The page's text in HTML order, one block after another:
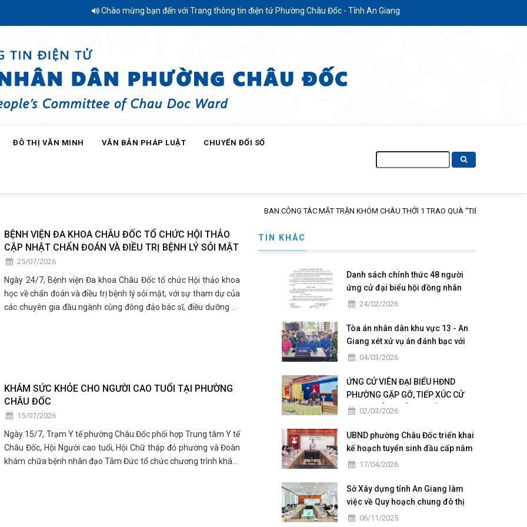
Chào mừng bạn đến với Trang thông tin điện tử Phường Châu Đốc - Tỉnh An Giang
ĐÔ THỊ VĂN MINH VĂN BẢN PHÁP LUẬT CHUYỂN ĐỔI SỐ
kiếm
BỆNH VIỆN ĐA KHOA CHÂU ĐỐC TỔ CHỨC HỘI THẢO
CẬP NHẬT CHẨN ĐOÁN VÀ ĐIỀU TRỊ BỆNH LÝ SỎI MẬT
25/07/2026
Ngày 24/7, Bệnh viện Đa khoa Châu Đốc tổ chức Hội thảo khoa
học về chẩn đoán và điều trị bệnh lý sỏi mật, với sự tham dự của
các chuyên gia đầu ngành cùng đông đảo bác sĩ, điều dưỡng và
KHÁM SỨC KHỎE CHO NGƯỜI CAO TUỔI TẠI PHƯỜNG
CHÂU ĐỐC
15/07/2026
Ngày 15/7, Trạm Y tế phường Châu Đốc phối hợp Trung tâm Y tế
Châu Đốc, Hội Người cao tuổi, Hội Chữ thập đỏ phường và Đoàn
khám chữa bệnh nhân đạo Tâm Đức tổ chức chương trình khám
TIN KHÁC
Danh sách chính thức 48 người
ứng cử đại biểu hội đồng nhân
dân của phường Châu Đốc nhiệm
24/02/2026
Tòa án nhân dân khu vực 13 - An
Giang xét xử vụ án đánh bạc với
số tiền giao dịch hơn 4,9 tỷ đồng
04/03/2026
ỨNG CỬ VIÊN ĐẠI BIỂU HĐND
PHƯỜNG GẶP GỠ, TIẾP XÚC CỬ
TRI TẠI CÁC KHÓM THUỘC ĐƠN VỊ
02/03/2026
UBND phường Châu Đốc triển khai
kế hoạch tuyển sinh đầu cấp năm
học 2026 – 2027
17/04/2026
Sở Xây dựng tỉnh An Giang làm
việc về Quy hoạch chung đô thị
Châu Đốc – Vĩnh Tế giai đoạn
06/11/2025